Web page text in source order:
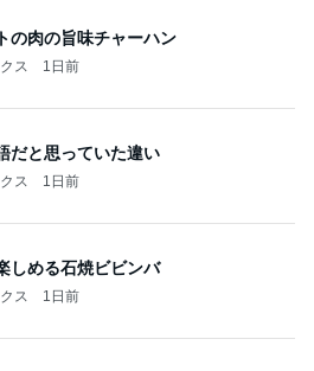
の肉の旨味チャーハン
ス 1日前
だと思っていた違い
ス 1日前
しめる石焼ビビンバ
ス 1日前